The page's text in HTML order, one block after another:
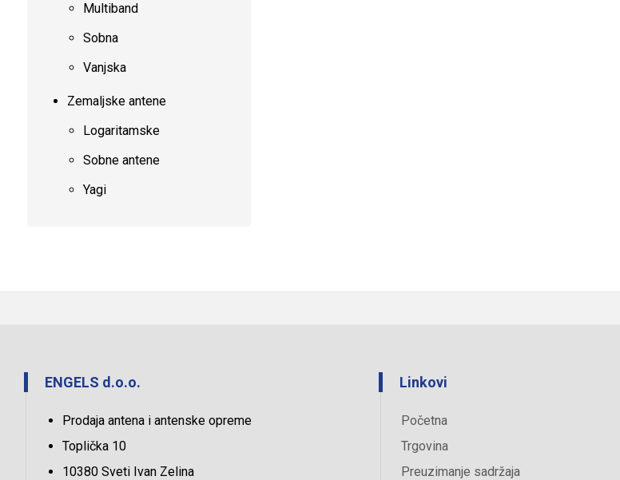
Multiband
Sobna
Vanjska
Zemaljske antene
Logaritamske
Sobne antene
Yagi
ENGELS d.o.o.
Prodaja antena i antenske opreme
Toplička 10
10380 Sveti Ivan Zelina
Linkovi
Početna
Trgovina
Preuzimanje sadržaja